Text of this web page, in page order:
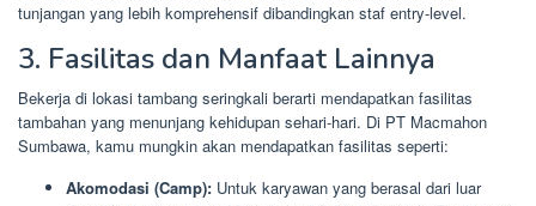
tunjangan yang lebih komprehensif dibandingkan staf entry-level.
3. Fasilitas dan Manfaat Lainnya
Bekerja di lokasi tambang seringkali berarti mendapatkan fasilitas
tambahan yang menunjang kehidupan sehari-hari. Di PT Macmahon
Sumbawa, kamu mungkin akan mendapatkan fasilitas seperti:
Akomodasi (Camp): Untuk karyawan yang berasal dari luar